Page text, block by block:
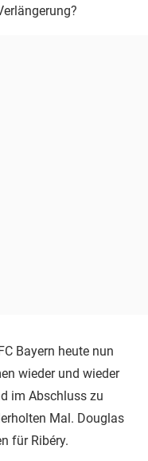
Bayern heute nun
wieder und wieder
im Abschluss zu
Mal. Douglas
für Ribéry.